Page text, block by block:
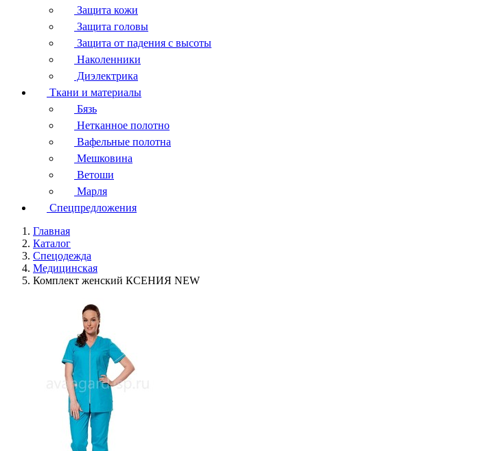
Защита кожи
Защита головы
Защита от падения с высоты
Наколенники
Диэлектрика
Ткани и материалы
Бязь
Нетканное полотно
Вафельные полотна
Мешковина
Ветоши
Марля
Спецпредложения
Главная
Каталог
Спецодежда
Медицинская
Комплект женский КСЕНИЯ NEW